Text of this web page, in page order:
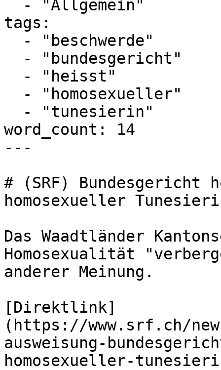
tags:
word_count: 14
---
# (SRF) Bundesgericht
homosexueller
Das Waadtländer
Homosexualität
anderer Meinung.
[Direktlink]
(https://www.srf.ch/
ausweisung-
homosexueller-